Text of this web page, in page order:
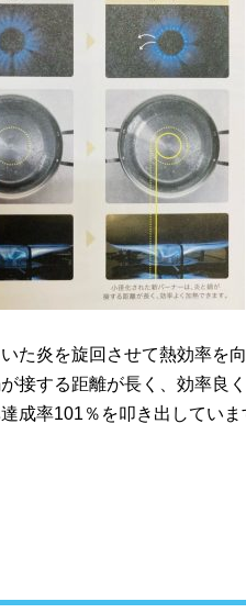
た炎を旋回させて熱効率を
接する距離が長く、効率良く
成率101％を叩き出していま